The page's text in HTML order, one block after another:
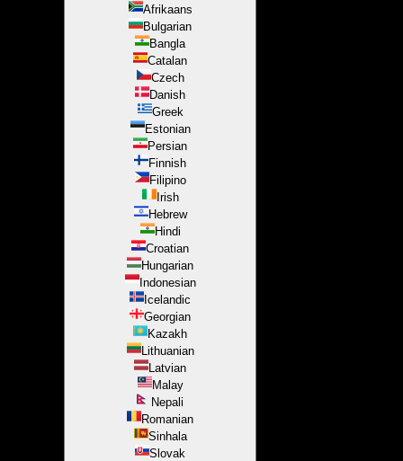
Afrikaans
Bulgarian
Bangla
Catalan
Czech
Danish
Greek
Estonian
Persian
Finnish
Filipino
Irish
Hebrew
Hindi
Croatian
Hungarian
Indonesian
Icelandic
Georgian
Kazakh
Lithuanian
Latvian
Malay
Nepali
Romanian
Sinhala
Slovak